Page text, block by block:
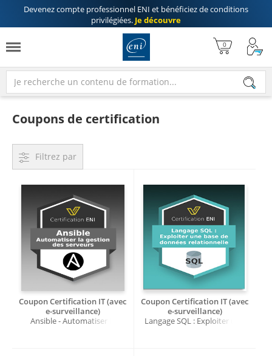
Devenez compte professionnel ENI et bénéficiez deconditions
privilégiées. Je découvre
Coupons de certification
Filtrez par
Coupon Certification IT (avec
e-surveillance)
Ansible - Automatiser la
Coupon Certification IT (avec
e-surveillance)
Langage SQL : Exploiter une